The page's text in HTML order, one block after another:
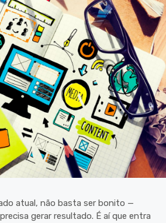
atual, não basta ser bonito —
gerar resultado. É aí que entra